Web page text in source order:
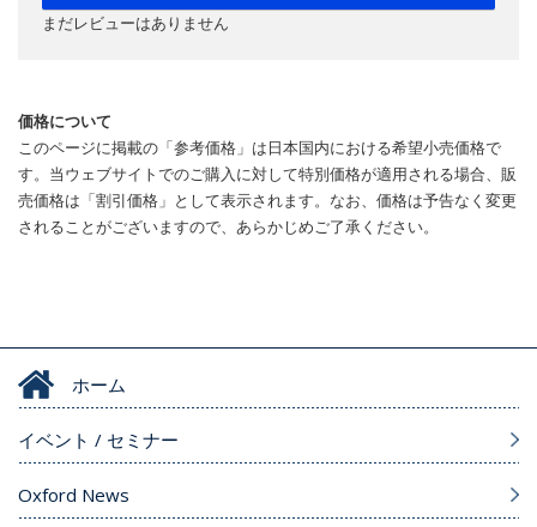
まだレビューはありません
価格について
このページに掲載の「参考価格」は日本国内における希望小売価格で
す。当ウェブサイトでのご購入に対して特別価格が適用される場合、販
売価格は「割引価格」として表示されます。なお、価格は予告なく変更
されることがございますので、あらかじめご了承ください。
ホーム
イベント / セミナー
Oxford News